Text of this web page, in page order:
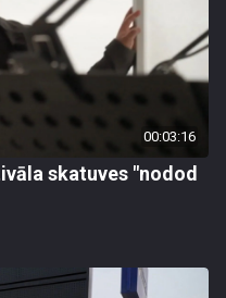
00:03:16
skatuves "nodod